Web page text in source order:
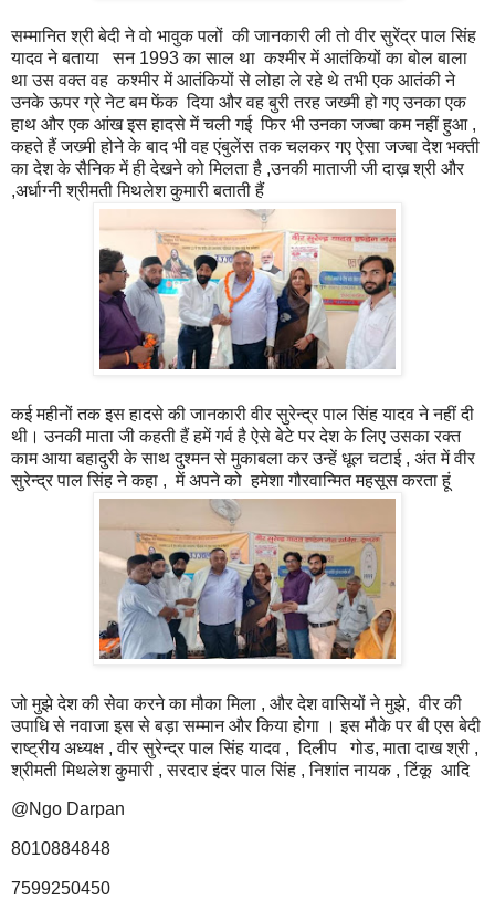
सम्मानित श्री बेदी ने वो भावुक पलों की जानकारी ली तो वीर सुरेंद्र पाल सिंह
यादव ने बताया सन 1993 का साल था कश्मीर में आतंकियों का बोल बाला
था उस वक्त वह कश्मीर में आतंकियों से लोहा ले रहे थे तभी एक आतंकी ने
उनके ऊपर ग्रे नेट बम फेंक दिया और वह बुरी तरह जख्मी हो गए उनका एक
हाथ और एक आंख इस हादसे में चली गई फिर भी उनका जज्बा कम नहीं हुआ ,
कहते हैं जख्मी होने के बाद भी वह एंबुलेंस तक चलकर गए ऐसा जज्बा देश भक्ती
का देश के सैनिक में ही देखने को मिलता है ,उनकी माताजी जी दाख़ श्री और
,अर्धाग्नी श्रीमती मिथलेश कुमारी बताती हैं
कई महीनों तक इस हादसे की जानकारी वीर सुरेन्द्र पाल सिंह यादव ने नहीं दी
थी। उनकी माता जी कहती हैं हमें गर्व है ऐसे बेटे पर देश के लिए उसका रक्त
काम आया बहादुरी के साथ दुश्मन से मुकाबला कर उन्हें धूल चटाई , अंत में वीर
सुरेन्द्र पाल सिंह ने कहा , में अपने को हमेशा गौरवान्मित महसूस करता हूं
जो मुझे देश की सेवा करने का मौका मिला , और देश वासियों ने मुझे, वीर की
उपाधि से नवाजा इस से बड़ा सम्मान और किया होगा । इस मौके पर बी एस बेदी
राष्ट्रीय अध्यक्ष , वीर सुरेन्द्र पाल सिंह यादव , दिलीप गोड, माता दाख श्री ,
श्रीमती मिथलेश कुमारी , सरदार इंदर पाल सिंह , निशांत नायक , टिंकू आदि
@Ngo Darpan
8010884848
7599250450